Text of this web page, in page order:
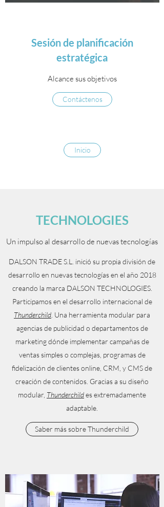
TECHNOLOGIES
Un impulso al desarrollo de nuevas tecnologías
DALSON TRADE S.L. inició su propia división de
desarrollo en nuevas tecnologías en el año 2018
creando la marca DALSON TECHNOLOGIES.
Participamos en el desarrollo internacional de
Thunderchild . Una herramienta modular para
agencias de publicidad o departamentos de
marketing dónde implementar campañas de
ventas simples o complejas, programas de
fidelización de clientes online, CRM, y CMS de
creación de contenidos. Gracias a su diseño
modular, Thunderchildes extremadamente
adaptable.
Saber más sobre Thunderchild
Sesión de planificación
estratégica
Alcance sus objetivos
Contáctenos
Inicio